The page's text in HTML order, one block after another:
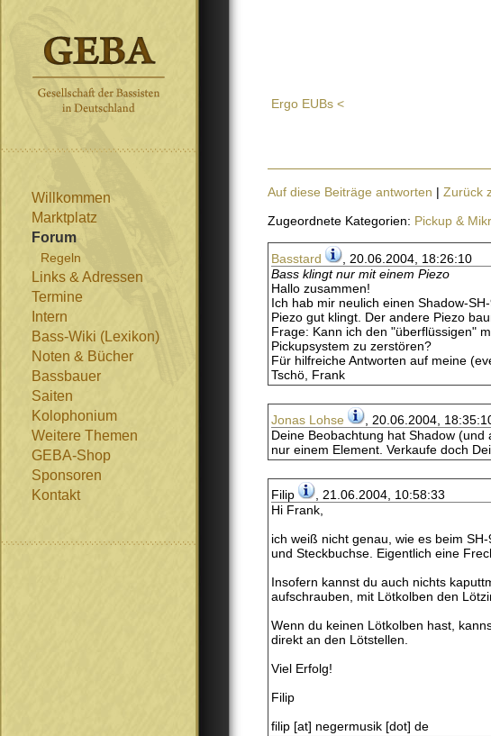
Willkommen
Marktplatz
Forum
Regeln
Links & Adressen
Termine
Intern
Bass-Wiki (Lexikon)
Noten & Bücher
Bassbauer
Saiten
Kolophonium
Weitere Themen
GEBA-Shop
Sponsoren
Kontakt
Ergo EUBs <
Auf diese Beiträge antworten | Zurück
Zugeordnete Kategorien: Pickup &
Basstard
, 20.06.2004, 18:26:10
Bass klingt nur mit einem Piezo
Hallo zusammen!
Ich hab mir neulich einen Shadow-
Piezo gut klingt. Der andere Piezo
Frage: Kann ich den "überflüssigen"
Pickupsystem zu zerstören?
Für hilfreiche Antworten auf meine
Tschö, Frank
Jonas Lohse
, 20.06.2004,
Deine Beobachtung hat Shadow
nur einem Element. Verkaufe doch
Filip
, 21.06.2004, 10:58:33
Hi Frank,
ich weiß nicht genau, wie es beim
und Steckbuchse. Eigentlich eine
Insofern kannst du auch nichts
aufschrauben, mit Lötkolben den
Wenn du keinen Lötkolben hast,
direkt an den Lötstellen.
Viel Erfolg!
Filip
filip [at] negermusik [dot] de